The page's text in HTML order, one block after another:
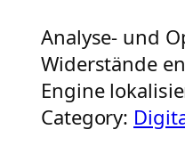
Analyse- und
Widerstände
Engine
Category: